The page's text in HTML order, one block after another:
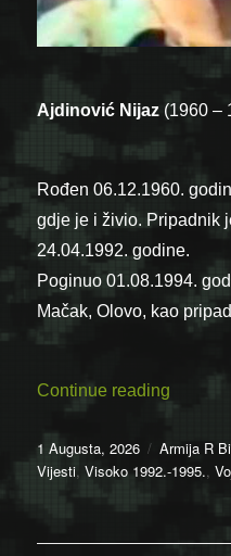
Ajdinović Nijaz (1960 –
Rođen 06.12.1960.
gdje je i živio. Pripadnik
24.04.1992. godine.
Poginuo 01.08.1994.
Mačak, Olovo, kao
Continue reading
Posted
on
1 Augusta, 2026 Categories
Armija R
Vijesti ,Visoko 1992.-1995.,